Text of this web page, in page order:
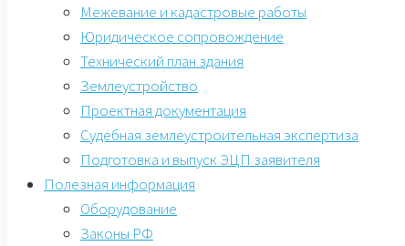
Межевание и кадастровые работы
Юридическое сопровождение
Технический план здания
Землеустройство
Проектная документация
Судебная землеустроительная экспертиза
Подготовка и выпуск ЭЦП заявителя
Полезная информация
Оборудование
Законы РФ